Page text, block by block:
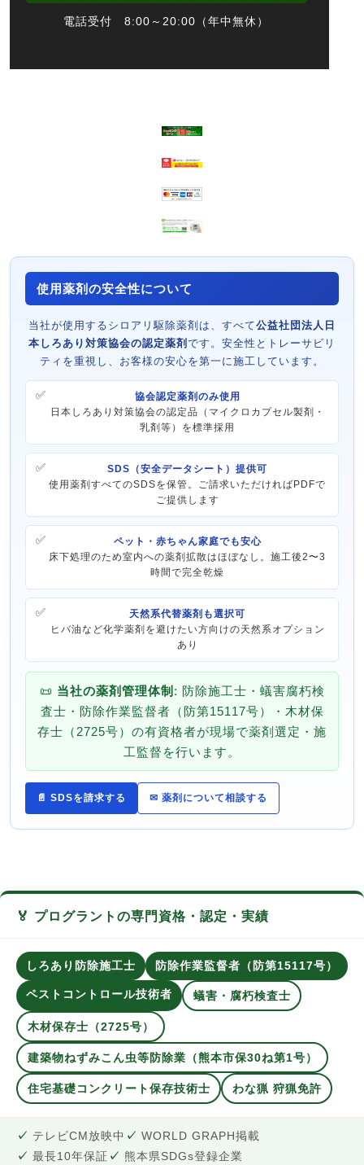
電話受付 8:00～20:00（年中無休）
使用薬剤の安全性について
当社が使用するシロアリ駆除薬剤は、すべて公益社団法人日
本しろあり対策協会の認定薬剤 です。安全性とトレーサビリ
ティを重視し、お客様の安心を第一に施工しています。
協会認定薬剤のみ使用
日本しろあり対策協会の認定品（マイクロカプセル製剤・
乳剤等）を標準採用
SDS（安全データシート）提供可
使用薬剤すべてのSDSを保管。ご請求いただければPDFで
ご提供します
ペット・赤ちゃん家庭でも安心
床下処理のため室内への薬剤拡散はほぼなし。施工後2〜3
時間で完全乾燥
天然系代替薬剤も選択可
ヒバ油など化学薬剤を避けたい方向けの天然系オプション
あり
📜 当社の薬剤管理体制 : 防除施工士・蟻害腐朽検
査士・防除作業監督者（防第15117号）・木材保
存士（2725号）の有資格者が現場で薬剤選定・施
工監督を行います。
📄 SDSを請求する ✉ 薬剤について相談する
🏅 プログラントの専門資格・認定・実績
しろあり防除施工士 防除作業監督者（防第15117号）
ペストコントロール技術者 蟻害・腐朽検査士
木材保存士（2725号）
建築物ねずみこん虫等防除業（熊本市保30ね第1号）
住宅基礎コンクリート保存技術士 わな猟 狩猟免許
テレビCM放映中
WORLD GRAPH掲載
最長10年保証
熊本県SDGs登録企業